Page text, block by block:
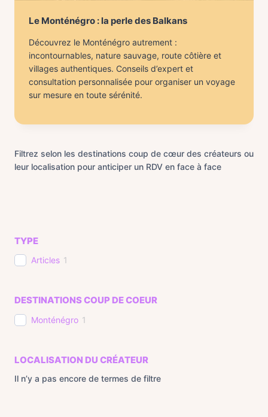
Le Monténégro : la perle des Balkans
Découvrez le Monténégro autrement :
incontournables, nature sauvage, route côtière et
villages authentiques. Conseils d’expert et
consultation personnalisée pour organiser un voyage
sur mesure en toute sérénité.
Filtrez selon les destinations coup de cœur des créateurs ou
leur localisation pour anticiper un RDV en face à face
TYPE
Articles 1
DESTINATIONS COUP DE COEUR
Monténégro 1
LOCALISATION DU CRÉATEUR
Il n’y a pas encore de termes de filtre